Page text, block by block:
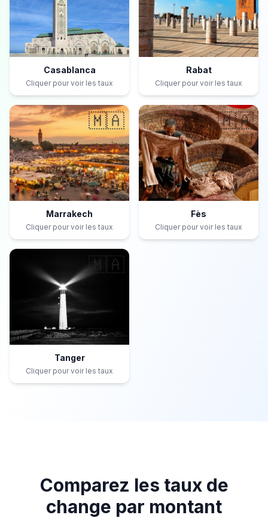
Casablanca
Cliquer pour voir les taux
Rabat
Cliquer pour voir les taux
🇲🇦
Marrakech
Cliquer pour voir les taux
🇲🇦
Fès
Cliquer pour voir les taux
🇲🇦
Tanger
Cliquer pour voir les taux
Comparez les taux de
change par montant